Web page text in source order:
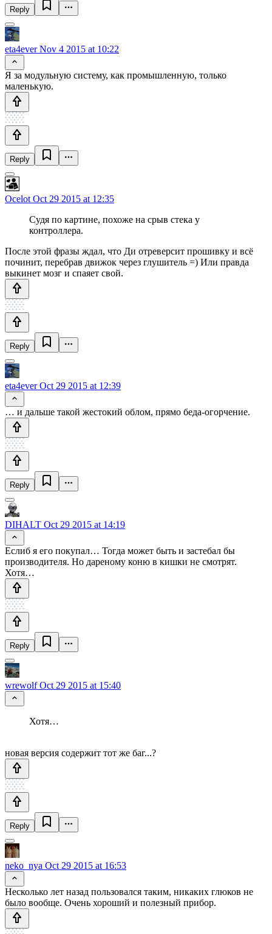
Reply
eta4everNov 4 2015 at 10:22
Я за модульную систему, как промышленную, только
маленькую.
Reply
Ocelot Oct 29 2015 at 12:35
Судя по картине, похоже на срыв стека у
контроллера.
После этой фразы ждал, что Ди отреверсит прошивку и всё
починит, перебрав движок через глушитель =) Или правда
выкинет мозг и спаяет свой.
Reply
eta4everOct 29 2015 at 12:39
… и дальше такой жестокий облом, прямо беда-огорчение.
Reply
DIHALT Oct 29 2015 at 14:19
Еслиб я его покупал… Тогда может быть и застебал бы
производителя. Но дареному коню в кишки не смотрят.
Хотя…
Reply
wrewolfOct 29 2015 at 15:40
Хотя…
новая версия содержит тот же баг...?
Reply
neko_nya Oct 29 2015 at 16:53
Несколько лет назад пользовался таким, никаких глюков не
было вообще. Очень хороший и полезный прибор.